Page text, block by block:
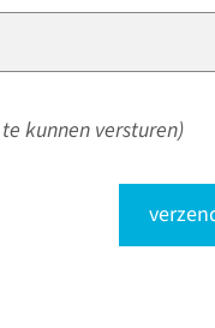
kunnen versturen)